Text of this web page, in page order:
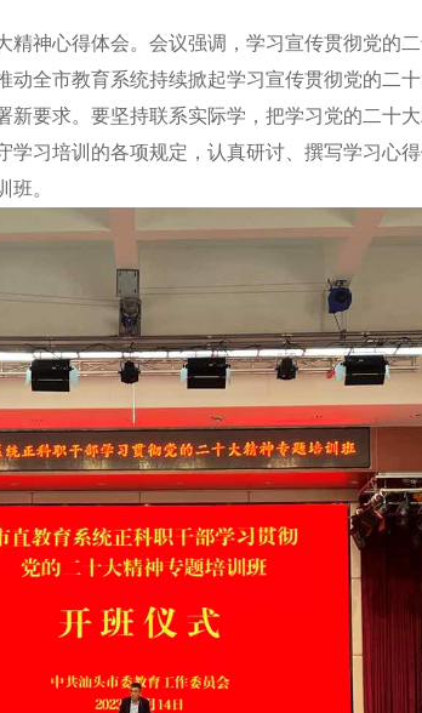
心得体会。会议强调，学习宣传贯彻党的
全市教育系统持续掀起学习宣传贯彻党的二
要求。要坚持联系实际学，把学习党的二十
习培训的各项规定，认真研讨、撰写学习心
。